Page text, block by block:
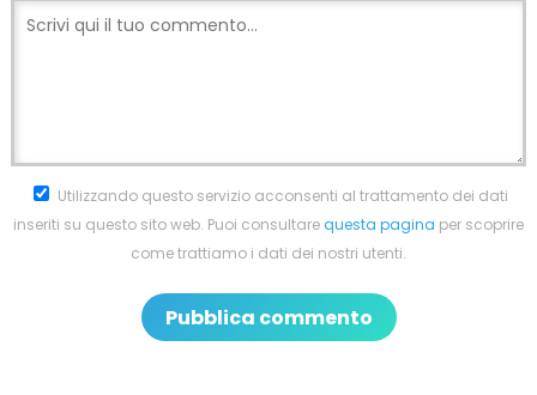
Utilizzando questo servizio acconsenti al trattamento dei dati
inseriti su questo sito web. Puoi consultarequesta pagina per scoprire
come trattiamo i dati dei nostri utenti.